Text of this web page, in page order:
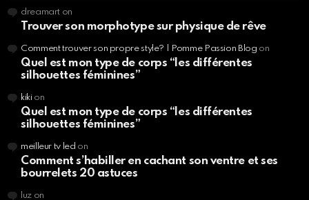
dreamart on
Trouver son morphotype sur physique de rêve
Comment trouver son propre style? | Pomme Passion Blog on
Quel est mon type de corps “les différentes
silhouettes féminines”
kikion
Quel est mon type de corps “les différentes
silhouettes féminines”
meilleur tv led on
Comment s’habiller en cachant son ventre et ses
bourrelets 20 astuces
luzon